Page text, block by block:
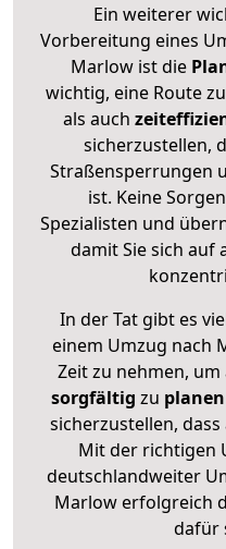
Ein weiterer
Vorbereitung eines
Marlow ist die
wichtig, eine Route
als auch
sicherzustellen,
Straßensperrungen
ist. Keine
Spezialisten und
damit Sie sich auf
In der Tat gibt es
einem Umzug nach
Zeit zu nehmen,
sorgfältig zu planen
sicherzustellen,
Mit der richtigen
deutschlandweiter
Marlow erfolgreich
dafür